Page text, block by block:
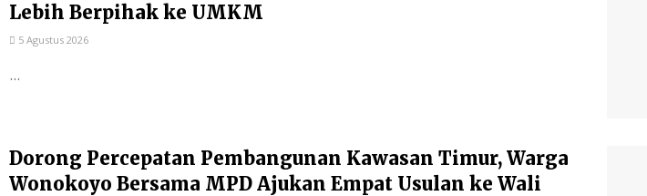
Lebih Berpihak ke UMKM
5 Agustus 2026
...
Dorong Percepatan Pembangunan Kawasan Timur, Warga
Wonokoyo Bersama MPD Ajukan Empat Usulan ke Wali